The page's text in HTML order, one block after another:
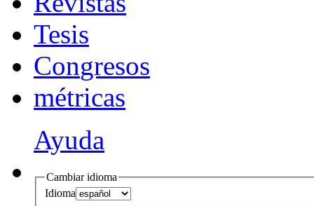
Tesis
Congresos
métricas
Ayuda
Cambiar idioma
Idioma